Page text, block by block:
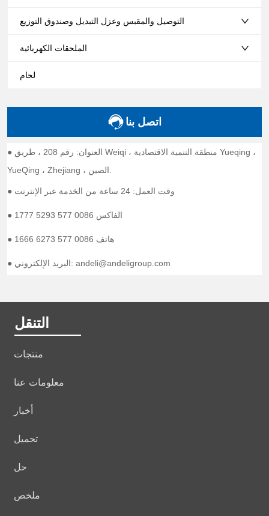
التوصيل والمقبس وعزل التبديل وصندوق التوزيع
الملحقات الكهربائية
لحام
اتصل بنا
● العنوان: رقم 208 ، طريق Weiqi ، منطقة التنمية الاقتصادية Yueqing ،
YueQing ، Zhejiang ، الصين.
● وقت العمل: 24 ساعة من الخدمة عبر الإنترنت
● الفاكس 0086 577 5293 1777
● هاتف 0086 577 6273 1666
● البريد الإلكتروني: andeli@andeligroup.com
التنقل
منتجات
معلومات عنا
أخبار
تحميل
حل
ملخص